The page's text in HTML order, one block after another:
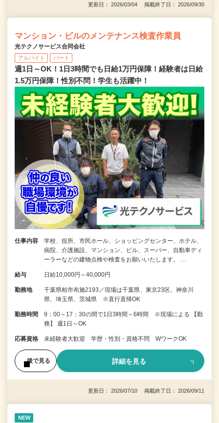
更新日： 2026/03/04 掲載終了日： 2026/09/30
マンション・ビルのメンテナンス検査作業員
光テクノサービス合同会社
アルバイト パート
週1日～OK！1日3時間でも日給1万円保障！経験者は日給
1.5万円保障！性別不問！学生も活躍中！
仕事内容
学校、役所、市民ホール、ショッピングセンター、ホテル、
病院、介護施設、マンション、ビル、スーパー、自動車ディ
ーラーなどの建物点検や検査をお願いいたします。 …
給与 日給10,000円～40,000円
勤務地
千葉県柏市布施2193／現場は千葉県、東京23区、神奈川
県、埼玉県、茨城県 ※直行直帰OK
勤務時間
9：00～17：30の間で1日3時間～6時間 ※現場による 【勤
務】 週1日～OK
応募資格 未経験者大歓迎 学歴・性別・資格不問 WワークOK
後で見る 詳細を見る
更新日： 2026/07/10 掲載終了日： 2026/09/11
NEW